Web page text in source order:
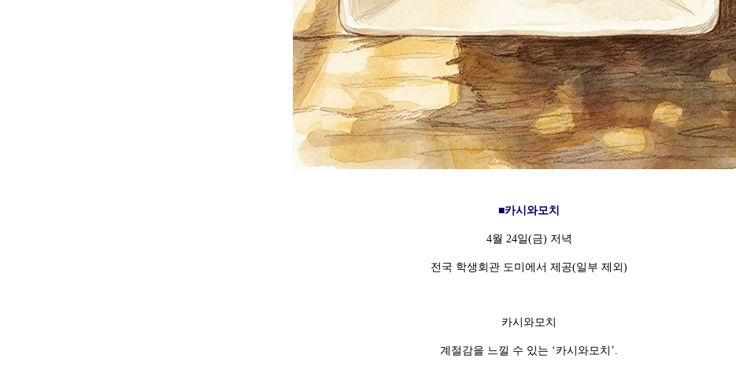
■카시와모치
4월 24일(금) 저녁
전국 학생회관 도미에서 제공(일부 제외)
카시와모치
계절감을 느낄 수 있는 ‘카시와모치’.